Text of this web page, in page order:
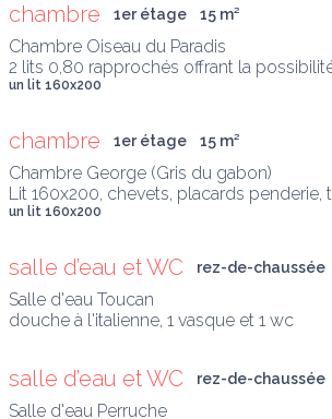
chambre 1er étage 15 m²
Chambre Oiseau du Paradis
2 lits 0,80 rapprochés offrant la
un lit 160x200
chambre 1er étage 15 m²
Chambre George (Gris du gabon)
Lit 160x200, chevets, placards penderie,
un lit 160x200
salle d’eau et WC rez-de-chaussée
Salle d'eau Toucan
douche à l'italienne, 1 vasque et 1 wc
salle d’eau et WC rez-de-chaussée
Salle d'eau Perruche